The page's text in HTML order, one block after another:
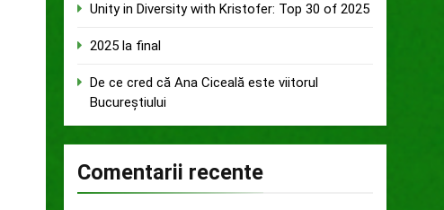
Unity in Diversity with Kristofer: Top 30 of 2025
2025 la final
De ce cred că Ana Ciceală este viitorul
Bucureștiului
Comentarii recente